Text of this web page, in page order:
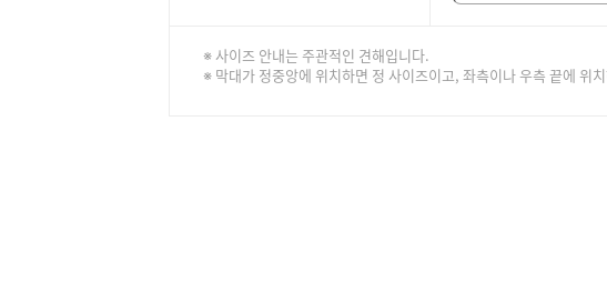
※ 사이즈 안내는 주관적인 견해입니다.
※ 막대가 정중앙에 위치하면 정 사이즈이고, 좌측이나 우측 끝에 위